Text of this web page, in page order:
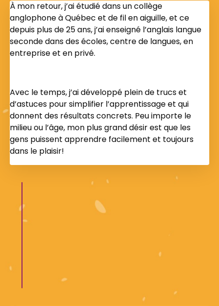
À mon retour, j’ai étudié dans un collège
anglophone à Québec et de fil en aiguille, et ce
depuis plus de 25 ans, j’ai enseigné l’anglais langue
seconde dans des écoles, centre de langues, en
entreprise et en privé.
Avec le temps, j’ai développé plein de trucs et
d’astuces pour simplifier l’apprentissage et qui
donnent des résultats concrets. Peu importe le
milieu ou l’âge, mon plus grand désir est que les
gens puissent apprendre facilement et toujours
dans le plaisir!